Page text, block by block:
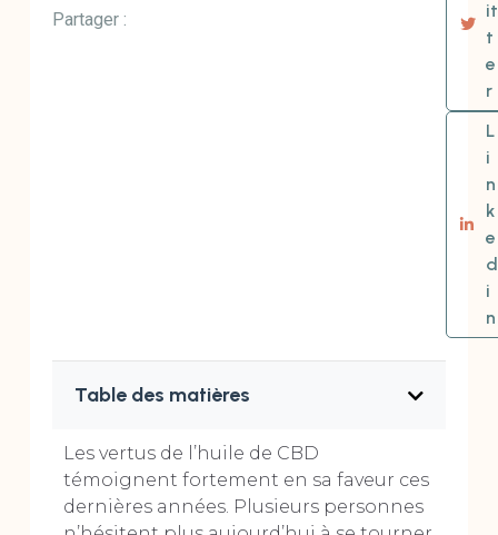
Partager :
it
t
e
r
L
i
n
k
e
d
i
n
Table des matières
Les vertus de l’huile de CBD
témoignent fortement en sa faveur ces
dernières années. Plusieurs personnes